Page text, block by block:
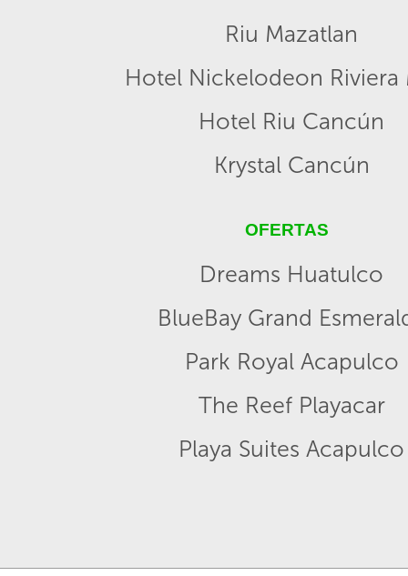
Riu Mazatlan
Hotel Nickelodeon Riviera
Hotel Riu Cancún
Krystal Cancún
OFERTAS
Dreams Huatulco
BlueBay Grand
Park Royal Acapulco
The Reef Playacar
Playa Suites Acapulco